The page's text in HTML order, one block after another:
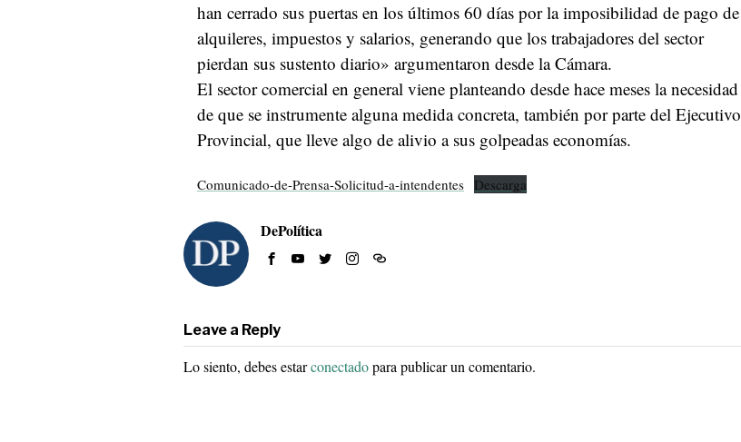
han cerrado sus puertas en los últimos 60 días por la imposibilidad de pago de
alquileres, impuestos y salarios, generando que los trabajadores del sector
pierdan sus sustento diario» argumentaron desde la Cámara.
El sector comercial en general viene planteando desde hace meses la necesidad
de que se instrumente alguna medida concreta, también por parte del Ejecutivo
Provincial, que lleve algo de alivio a sus golpeadas economías.
Comunicado-de-Prensa-Solicitud-a-intendentes Descarga
DePolítica
Leave a Reply
Lo siento, debes estarconectadopara publicar un comentario.